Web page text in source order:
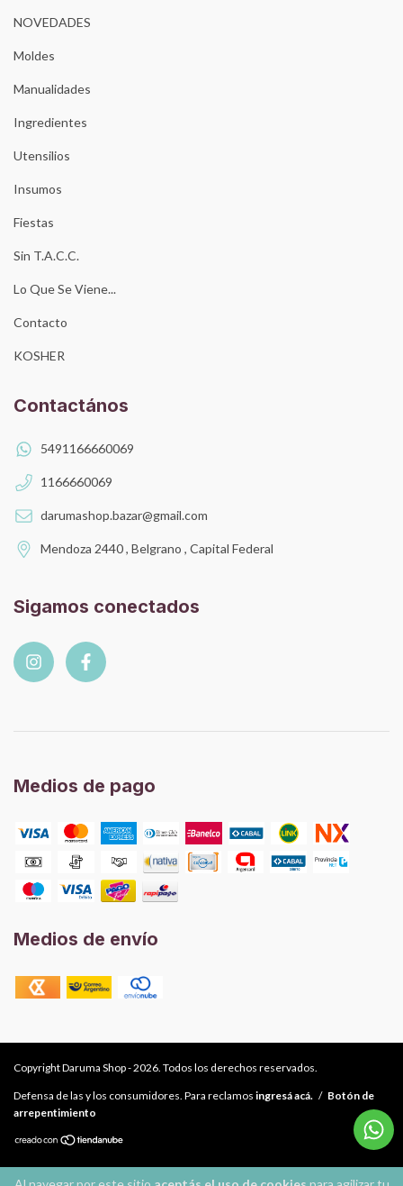
NOVEDADES
Moldes
Manualidades
Ingredientes
Utensilios
Insumos
Fiestas
Sin T.A.C.C.
Lo Que Se Viene...
Contacto
KOSHER
Contactános
5491166660069
1166660069
darumashop.bazar@gmail.com
Mendoza 2440 , Belgrano , Capital Federal
Sigamos conectados
Medios de pago
Medios de envío
Copyright Daruma Shop - 2026. Todos los derechos reservados.
Defensa de las y los consumidores. Para reclamos ingresá acá. / Botón de
arrepentimiento